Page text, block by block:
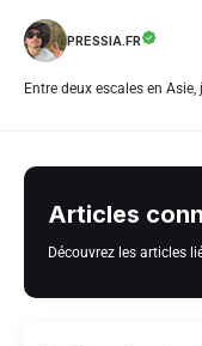
PRESSIA.FR
Entre deux escales en
Articles
Découvrez les articles